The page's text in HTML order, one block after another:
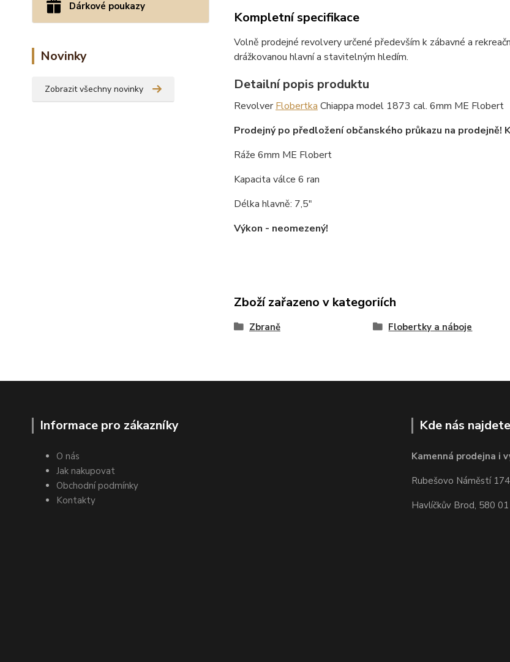
Dárkové poukazy
Novinky
Zobrazit všechny novinky
Kompletní specifikace
Volně prodejné revolvery určené především k zábavné a
drážkovanou hlavní a stavitelným hledím.
Detailní popis produktu
RevolverFlobertka Chiappa model 1873 cal. 6mm ME Flobert
Prodejný po předložení občanského průkazu na prodejně!
Ráže 6mm ME Flobert
Kapacita válce 6 ran
Délka hlavně: 7,5"
Výkon - neomezený!
Zboží zařazeno v kategoriích
Zbraně Flobertky a náboje
Informace pro zákazníky
O nás
Jak nakupovat
Obchodní podmínky
Kontakty
Kde nás najdete
Kamenná prodejna i
Rubešovo Náměstí 174
Havlíčkův Brod, 580 01